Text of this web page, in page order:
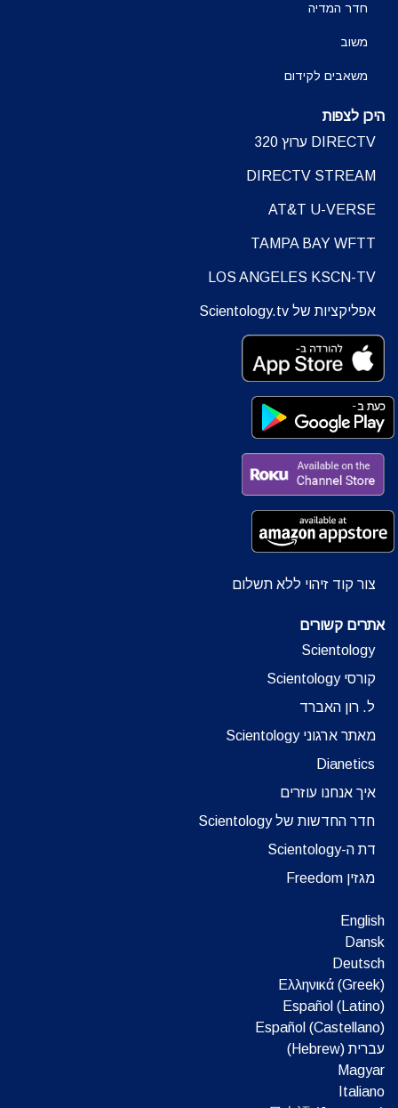
חדר המדיה
משוב
משאבים לקידום
היכן לצפות
DIRECTV ערוץ 320
DIRECTV STREAM
AT&T U-VERSE
TAMPA BAY WFTT
LOS ANGELES KSCN-TV
אפליקציות של Scientology.tv
צור קוד זיהוי ללא תשלום
אתרים קשורים
Scientology
קורסי Scientology
ל. רון האברד
מאתר ארגוני Scientology
Dianetics
איך אנחנו עוזרים
חדר החדשות של Scientology
דת ה-Scientology
מגזין Freedom
English
Dansk
Deutsch
Ελληνικά (Greek)
Español (Latino)
Español (Castellano)
עברית (Hebrew)‏
Magyar
Italiano